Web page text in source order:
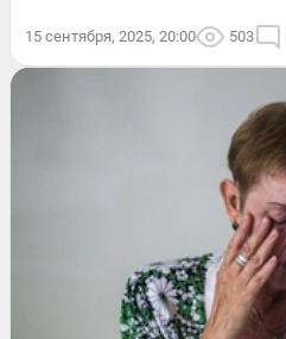
15 сентября, 2025, 20:00 503